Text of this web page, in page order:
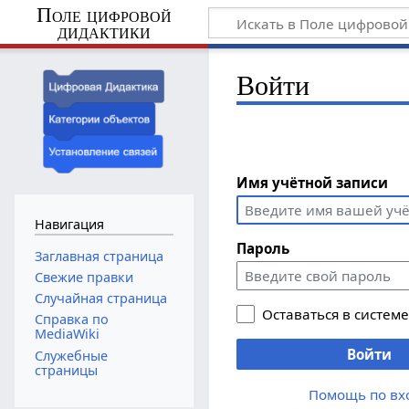
Поле цифровой
дидактики
Войти
Имя учётной записи
Пароль
Оставаться в системе
Войти
Помощь по
Навигация
Заглавная страница
Свежие правки
Случайная страница
Справка по
MediaWiki
Служебные
страницы